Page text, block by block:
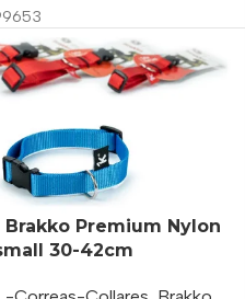
Brakko Premium Nylon
30-42cm